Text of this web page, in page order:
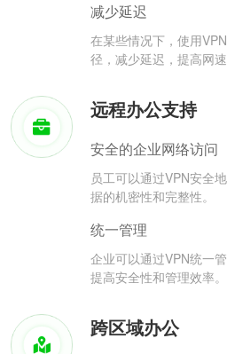
减少延迟
在某些情况下，使用
径，减少延迟，提高网速
远程办公支持
安全的企业网络访问
员工可以通过VPN安全
据的机密性和完整性。
统一管理
企业可以通过VPN统一
提高安全性和管理效率。
跨区域办公